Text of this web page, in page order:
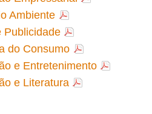
Ambiente
Publicidade
do Consumo
e Entretenimento
e Literatura